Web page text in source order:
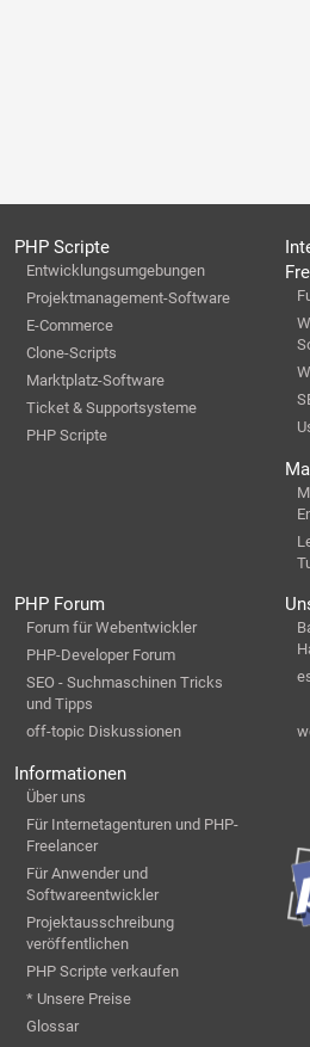
PHP Scripte
Entwicklungsumgebungen
Projektmanagement-Software
E-Commerce
Clone-Scripts
Marktplatz-Software
Ticket & Supportsysteme
PHP Scripte
PHP Forum
Forum für Webentwickler
PHP-Developer Forum
SEO - Suchmaschinen Tricks
und Tipps
off-topic Diskussionen
Informationen
Über uns
Für Internetagenturen und PHP-
Freelancer
Für Anwender und
Softwareentwickler
Projektausschreibung
veröffentlichen
PHP Scripte verkaufen
* Unsere Preise
Glossar